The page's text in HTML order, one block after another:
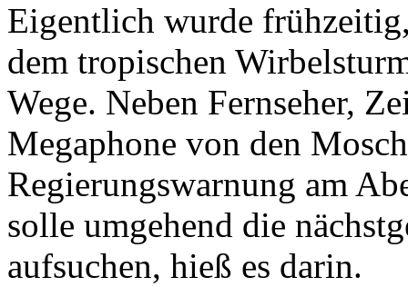
Eigentlich wurde
dem tropischen
Wege. Neben Fernseher,
Megaphone von den
Regierungswarnung am
solle umgehend die
aufsuchen, hieß es darin.